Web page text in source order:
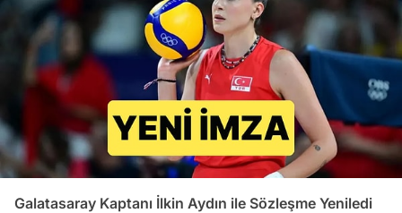
Galatasaray Kaptanı İlkin Aydın ile Sözleşme Yeniledi